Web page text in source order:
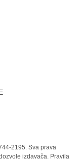
2195. Sva prava
izdavača. Pravila